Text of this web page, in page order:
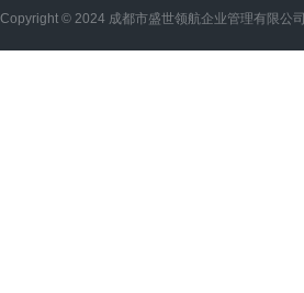
Copyright © 2024 成都市盛世领航企业管理有限公司